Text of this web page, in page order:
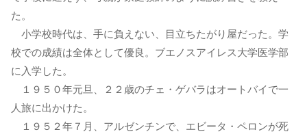
た。
小学校時代は、手に負えない、目立ちたがり屋だった。学
校での成績は全体として優良。ブエノスアイレス大学医学部
に入学した。
１９５０年元旦、２２歳のチェ・ゲバラはオートバイで一
人旅に出かけた。
１９５２年７月、アルゼンチンで、エビータ・ペロンが死